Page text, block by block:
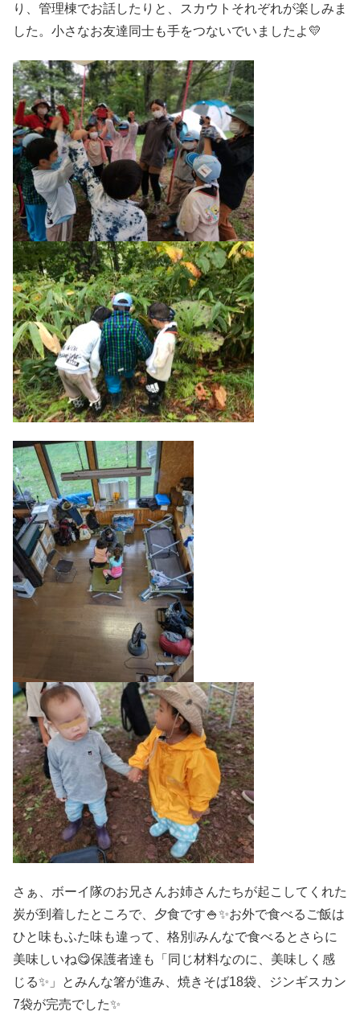
り、管理棟でお話したりと、スカウトそれぞれが楽しみま
した。小さなお友達同士も手をつないでいましたよ💛
さぁ、ボーイ隊のお兄さんお姉さんたちが起こしてくれた
炭が到着したところで、夕食です🍚✨お外で食べるご飯は
ひと味もふた味も違って、格別❕みんなで食べるとさらに
美味しいね😋保護者達も「同じ材料なのに、美味しく感
じる✨」とみんな箸が進み、焼きそば18袋、ジンギスカン
7袋が完売でした✨